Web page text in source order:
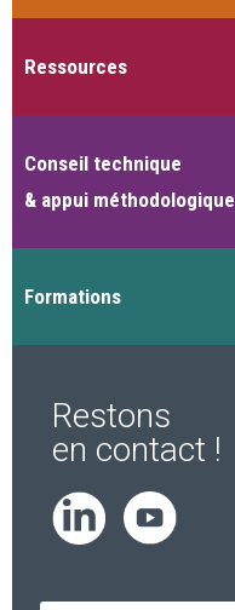
Ressources
Conseil technique
& appui méthodologique
Formations
Restons
en contact !